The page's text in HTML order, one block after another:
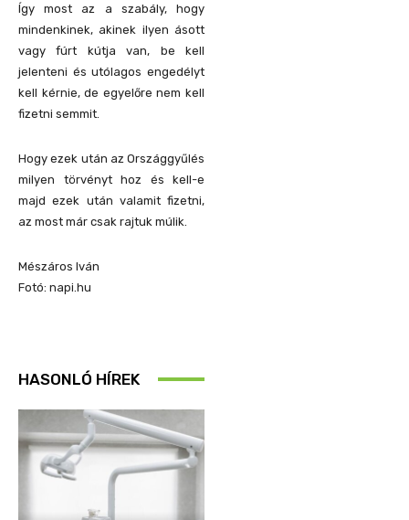
Így most az a szabály, hogy
mindenkinek, akinek ilyen ásott
vagy fúrt kútja van, be kell
jelenteni és utólagos engedélyt
kell kérnie, de egyelőre nem kell
fizetni semmit.
Hogy ezek után az Országgyűlés
milyen törvényt hoz és kell-e
majd ezek után valamit fizetni,
az most már csak rajtuk múlik.
Mészáros Iván
Fotó: napi.hu
HASONLÓ HÍREK